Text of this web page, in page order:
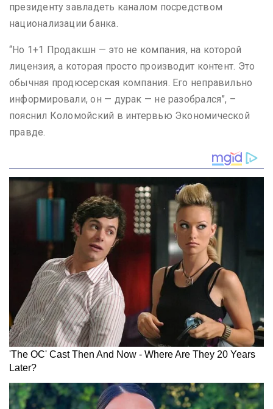
президенту завладеть каналом посредством
национализации банка.
“Но 1+1 Продакшн — это не компания, на которой
лицензия, а которая просто производит контент. Это
обычная продюсерская компания. Его неправильно
информировали, он — дурак — не разобрался”, –
пояснил Коломойский в интервью Экономической
правде.